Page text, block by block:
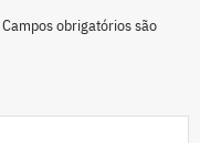
Campos obrigatórios são